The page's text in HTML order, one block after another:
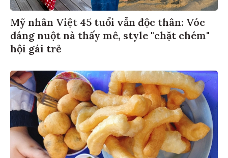
Mỹ nhân Việt 45 tuổi vẫn độc thân: Vóc
dáng nuột nà thấy mê, style "chặt chém"
hội gái trẻ